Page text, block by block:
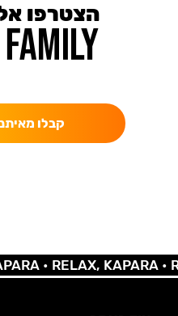
הצטרפו
קבלו
•RELAX, KAPARA •